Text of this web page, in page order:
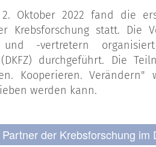
Oktober 2022 fand die
Krebsforschung statt. Die
und -vertretern
durchgeführt. Die
Kooperieren.
werden kann.
der Krebsforschung im